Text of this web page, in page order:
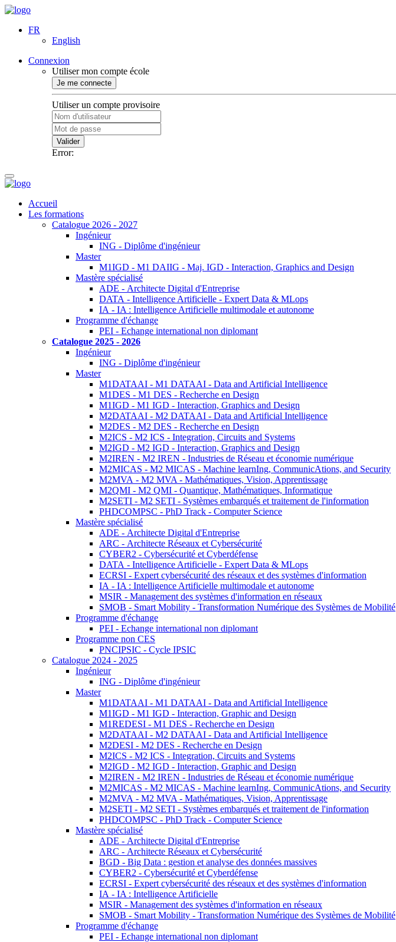
FR
English
Connexion
Utiliser mon compte école
Je me connecte
Utiliser un compte provisoire
Valider
Error:
Accueil
Les formations
Catalogue 2026 - 2027
Ingénieur
ING - Diplôme d'ingénieur
Master
M1IGD - M1 DAIIG - Maj. IGD - Interaction, Graphics and Design
Mastère spécialisé
ADE - Architecte Digital d'Entreprise
DATA - Intelligence Artificielle - Expert Data & MLops
IA - IA : Intelligence Artificielle multimodale et autonome
Programme d'échange
PEI - Echange international non diplomant
Catalogue 2025 - 2026
Ingénieur
ING - Diplôme d'ingénieur
Master
M1DATAAI - M1 DATAAI - Data and Artificial Intelligence
M1DES - M1 DES - Recherche en Design
M1IGD - M1 IGD - Interaction, Graphics and Design
M2DATAAI - M2 DATAAI - Data and Artificial Intelligence
M2DES - M2 DES - Recherche en Design
M2ICS - M2 ICS - Integration, Circuits and Systems
M2IGD - M2 IGD - Interaction, Graphics and Design
M2IREN - M2 IREN - Industries de Réseau et économie numérique
M2MICAS - M2 MICAS - Machine learnIng, CommunicAtions, and Security
M2MVA - M2 MVA - Mathématiques, Vision, Apprentissage
M2QMI - M2 QMI - Quantique, Mathématiques, Informatique
M2SETI - M2 SETI - Systèmes embarqués et traitement de l'information
PHDCOMPSC - PhD Track - Computer Science
Mastère spécialisé
ADE - Architecte Digital d'Entreprise
ARC - Architecte Réseaux et Cybersécurité
CYBER2 - Cybersécurité et Cyberdéfense
DATA - Intelligence Artificielle - Expert Data & MLops
ECRSI - Expert cybersécurité des réseaux et des systèmes d'information
IA - IA : Intelligence Artificielle multimodale et autonome
MSIR - Management des systèmes d'information en réseaux
SMOB - Smart Mobility - Transformation Numérique des Systèmes de Mobilité
Programme d'échange
PEI - Echange international non diplomant
Programme non CES
PNCIPSIC - Cycle IPSIC
Catalogue 2024 - 2025
Ingénieur
ING - Diplôme d'ingénieur
Master
M1DATAAI - M1 DATAAI - Data and Artificial Intelligence
M1IGD - M1 IGD - Interaction, Graphic and Design
M1REDESI - M1 DES - Recherche en Design
M2DATAAI - M2 DATAAI - Data and Artificial Intelligence
M2DESI - M2 DES - Recherche en Design
M2ICS - M2 ICS - Integration, Circuits and Systems
M2IGD - M2 IGD - Interaction, Graphic and Design
M2IREN - M2 IREN - Industries de Réseau et économie numérique
M2MICAS - M2 MICAS - Machine learnIng, CommunicAtions, and Security
M2MVA - M2 MVA - Mathématiques, Vision, Apprentissage
M2SETI - M2 SETI - Systèmes embarqués et traitement de l'information
PHDCOMPSC - PhD Track - Computer Science
Mastère spécialisé
ADE - Architecte Digital d'Entreprise
ARC - Architecte Réseaux et Cybersécurité
BGD - Big Data : gestion et analyse des données massives
CYBER2 - Cybersécurité et Cyberdéfense
ECRSI - Expert cybersécurité des réseaux et des systèmes d'information
IA - IA : Intelligence Artificielle
MSIR - Management des systèmes d'information en réseaux
SMOB - Smart Mobility - Transformation Numérique des Systèmes de Mobilité
Programme d'échange
PEI - Echange international non diplomant